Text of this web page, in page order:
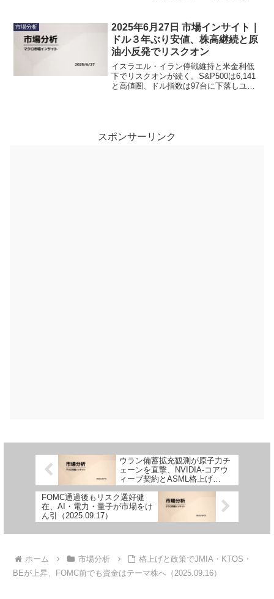
き、RGTIは目標引き上げ、RKLBは契約
発表で上昇つづく。
市場分析
2025年6月27日 市場インサイト｜
ドル３年ぶり安値、株高継続と原
油小反発でリスクオン
イスラエル・イラン停戦維持と米金利低
下でリスクオンが続く。S&P500は6,141
と高値圏、ドル指数は97台に下落しユー
スポンサーリンク
ウラン備蓄拡充観測が原子力チ
ェーンを直撃、NVIDIA-コアウ
ィーブ契約とASML格上げ
（2025.09.15）
FOMC通過後もリスク選好健
在、AI・電力・量子が市場をけ
ん引（2025.09.17）
ホーム 市場分析
格上げと政策でJMIA・KTOS・
BEが上昇、FOMC前でも資金はテーマ株へ（2025.09.16）